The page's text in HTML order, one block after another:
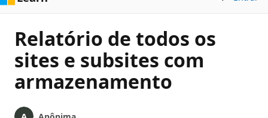
Relatório de todos os
sites e subsites com
armazenamento